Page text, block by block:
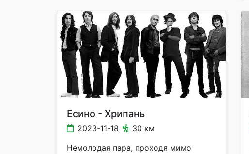
Есино - Хрипань
2023-11-18
30 км
Немолодая пара, проходя мимо